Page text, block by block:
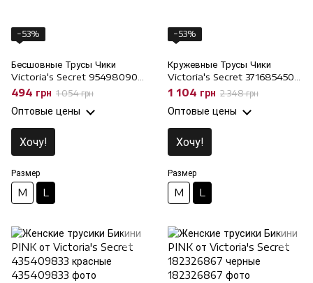
−53%
Бесшовные Трусы Чики
Victoria's Secret 954980909
с низкой посадкой, L
494 грн 1 054 грн
Оптовые цены
Хочу!
Размер
M L
−53%
Кружевные Трусы Чики
Victoria's Secret 371685450 с
низкой посадкой, L
1 104 грн 2 348 грн
Оптовые цены
Хочу!
Размер
M L